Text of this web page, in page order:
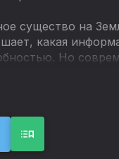
существо на
какая
Но
подводить
В каждой
техники –